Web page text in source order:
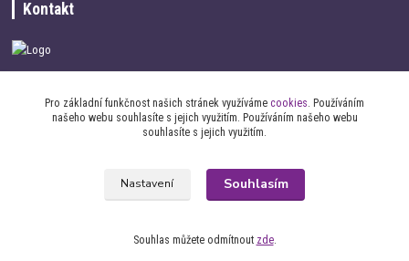
Kontakt
info@oblecemepsa.cz
Pro základní funkčnost našich stránek využíváme cookies. Používáním
našeho webu souhlasíte s jejich využitím. Používáním našeho webu
souhlasíte s jejich využitím.
Nastavení Souhlasím
Souhlas můžete odmítnout zde.